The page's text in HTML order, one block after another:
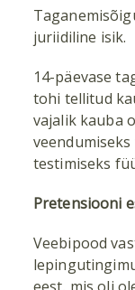
juriidiline isik.
14-päevase
tohi tellitud
vajalik kauba
testimiseks
Pretensiooni
Veebipood